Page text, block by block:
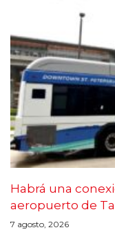
Habrá una
aeropuerto de
7 agosto, 2026